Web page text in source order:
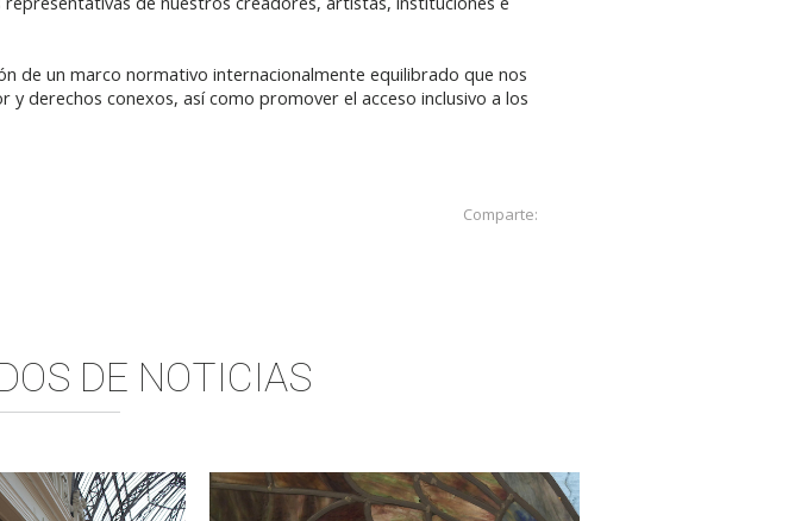
de un marco normativo internacionalmente equilibrado que nos
derechos conexos, así como promover el acceso inclusivo a los
Comparte:
DE NOTICIAS